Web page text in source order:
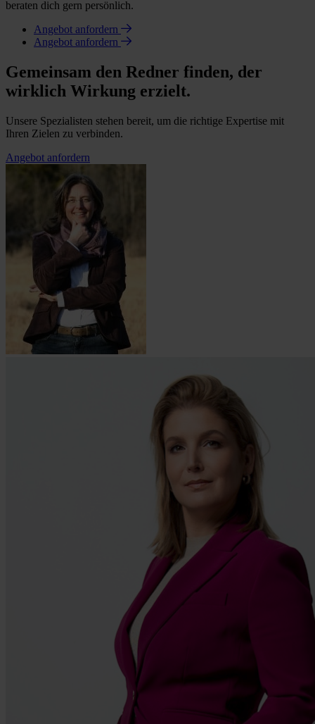
beraten dich gern persönlich.
Angebot anfordern
Angebot anfordern
Gemeinsam den Redner finden, der
wirklich Wirkung erzielt.
Unsere Spezialisten stehen bereit, um die richtige Expertise mit
Ihren Zielen zu verbinden.
Angebot anfordern